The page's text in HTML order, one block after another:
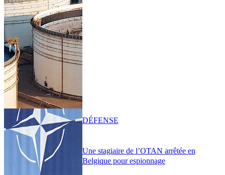
Une stagiaire de l’OTAN arrêtée en
Belgique pour espionnage
DÉFENSE